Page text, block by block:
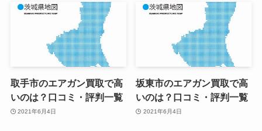
取手市のエアガン買取で高
いのは？口コミ・評判一覧
2021年6月4日
坂東市のエアガン買取で高
いのは？口コミ・評判一覧
2021年6月4日